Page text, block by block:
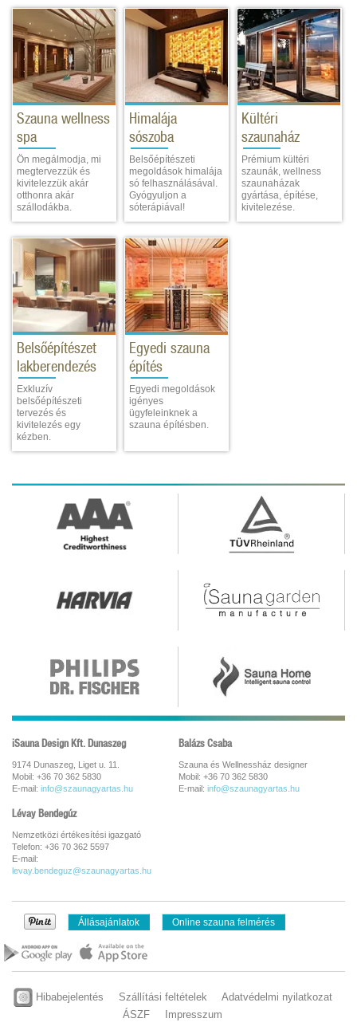
Szauna wellness
spa
Ön megálmodja, mi
megtervezzük és
kivitelezzük akár
otthonra akár
szállodákba.
Himalája
sószoba
Belsőépítészeti
megoldások himalája
só felhasználásával.
Gyógyuljon a
sóterápiával!
Kültéri
szaunaház
Prémium kültéri
szaunák, wellness
szaunaházak
gyártása, építése,
kivitelezése.
Belsőépítészet
lakberendezés
Exkluzív
belsőépítészeti
tervezés és
kivitelezés egy
kézben.
Egyedi szauna
építés
Egyedi megoldások
igényes
ügyfeleinknek a
szauna építésben.
iSauna Design Kft. Dunaszeg
9174 Dunaszeg, Liget u. 11.
Mobil: +36 70 362 5830
E-mail: info@szaunagyartas.hu
Balázs Csaba
Szauna és Wellnessház designer
Mobil: +36 70 362 5830
E-mail: info@szaunagyartas.hu
Lévay Bendegúz
Nemzetközi értékesítési igazgató
Telefon: +36 70 362 5597
E-mail:
levay.bendeguz@szaunagyartas.hu
Állásajánlatok Online szauna felmérés
Hibabejelentés Szállítási feltételek
Adatvédelmi nyilatkozat
ÁSZF
Impresszum